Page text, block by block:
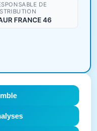
DE
FRANCE 46